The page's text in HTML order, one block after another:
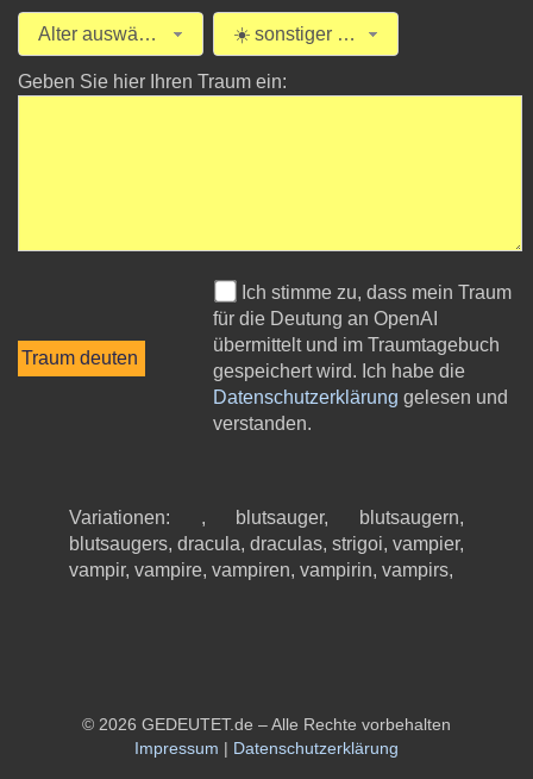
Alter auswählen ☀️ sonstiger Traum
Geben Sie hier Ihren Traum ein:
Ich stimme zu, dass mein Traum
für die Deutung an OpenAI
übermittelt und im Traumtagebuch
gespeichert wird. Ich habe die
Datenschutzerklärung gelesen und
verstanden.
Variationen: , blutsauger, blutsaugern,
blutsaugers, dracula, draculas, strigoi, vampier,
vampir, vampire, vampiren, vampirin, vampirs,
© 2026 GEDEUTET.de – Alle Rechte vorbehalten
Impressum | Datenschutzerklärung